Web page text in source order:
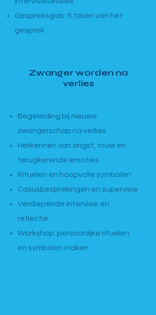
Gespreksgids: 5 fasen van het
gesprek
Zwanger worden na
verlies
Begeleiding bij nieuwe
zwangerschap na verlies
Herkennen van angst, rouw en
terugkerende emoties
Rituelen en hoopvolle symbolen
Casusbesprekingen en supervisie
Verdiepende intervisie en
reflectie
Workshop: persoonlijke rituelen
en symbolen maken